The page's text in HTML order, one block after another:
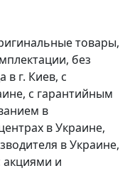
товары,
без
в г. Киев, с
с гарантийным
в
в Украине,
в Украине,
акциями и